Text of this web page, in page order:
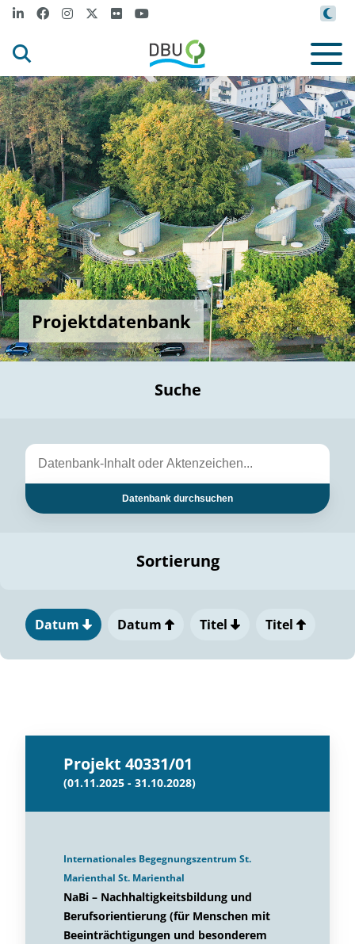
Projektdatenbank
Suche
Datenbank durchsuchen
Sortierung
Datum Datum Titel Titel
Projekt 40331/01
(01.11.2025 - 31.10.2028)
Internationales Begegnungszentrum St.
Marienthal St. Marienthal
NaBi – Nachhaltigkeitsbildung und
Berufsorientierung (für Menschen mit
Beeinträchtigungen und besonderem